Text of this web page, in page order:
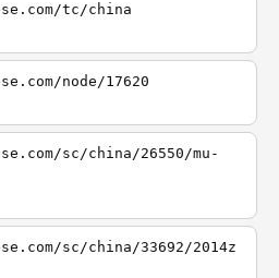
tc/china
node/17620
sc/china/26550/mu-
sc/china/33692/2014z